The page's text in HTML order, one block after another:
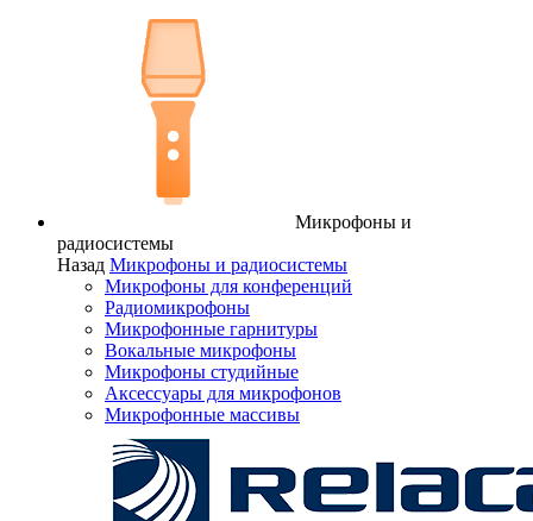
Микрофоны и
радиосистемы
Назад Микрофоны и радиосистемы
Микрофоны для конференций
Радиомикрофоны
Микрофонные гарнитуры
Вокальные микрофоны
Микрофоны студийные
Аксессуары для микрофонов
Микрофонные массивы